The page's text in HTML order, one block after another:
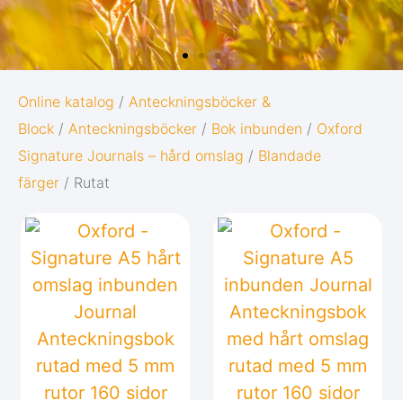
OXFORD
ORIGINS
starten i livet:
Diskret och minimalistisk design
5 naturinspirerade färger med
matchande twin-wire
Gå till Oxford Origins
Online katalog / Anteckningsböcker &
Block / Anteckningsböcker / Bok inbunden / Oxford
Signature Journals – hård omslag / Blandade
färger / Rutat